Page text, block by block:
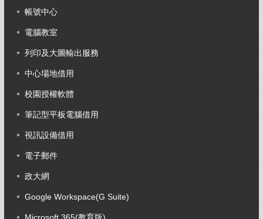
帳號中心
電腦教室
列印及大圖輸出服務
中心場地借用
校園授權軟體
筆記型平板電腦借用
視訊設備借用
電子郵件
政大網
Google Workspace(G Suite)
Microsoft 365(教育版)